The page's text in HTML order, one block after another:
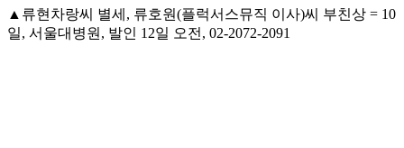
▲류현차랑씨 별세, 류호원(플럭서스뮤직 이사)씨 부친상 = 10
일, 서울대병원, 발인 12일 오전, 02-2072-2091